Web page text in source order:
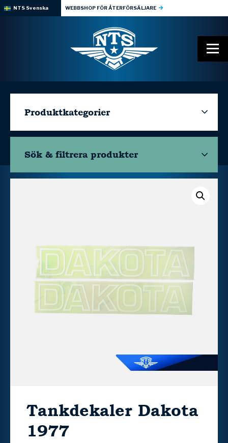
NTS Svenska WEBBSHOP FÖR ÅTERFÖRSÄLJARE
Produktkategorier
Sök & filtrera produkter
Tankdekaler Dakota
1977